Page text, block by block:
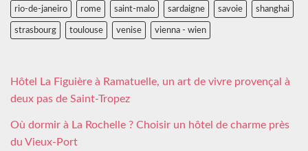
rio-de-janeiro rome saint-malo sardaigne savoie shanghai
strasbourg toulouse venise vienna - wien
Hôtel La Figuière à Ramatuelle, un art de vivre provençal à
deux pas de Saint-Tropez
Où dormir à La Rochelle ? Choisir un hôtel de charme près
du Vieux-Port